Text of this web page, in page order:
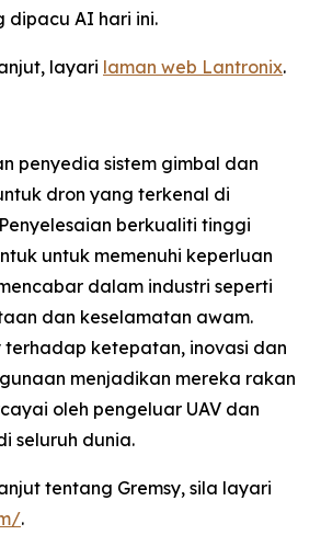
dipacu AI hari ini.
layari laman web Lantronix.
penyedia sistem gimbal dan
dron yang terkenal di
berkualiti tinggi
untuk memenuhi keperluan
dalam industri seperti
dan keselamatan awam.
terhadap ketepatan, inovasi dan
menjadikan mereka rakan
oleh pengeluar UAV dan
seluruh dunia.
tentang Gremsy, sila layari
.